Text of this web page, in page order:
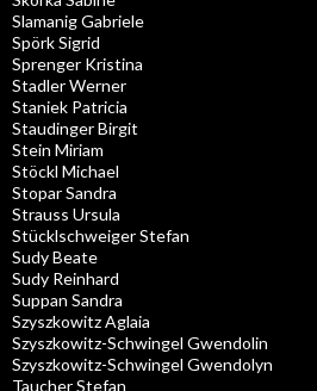
Slamanig Gabriele
Spörk Sigrid
Sprenger Kristina
Stadler Werner
Staniek Patricia
Staudinger Birgit
Stein Miriam
Stöckl Michael
Stopar Sandra
Strauss Ursula
Stücklschweiger Stefan
Sudy Beate
Sudy Reinhard
Suppan Sandra
Szyszkowitz Aglaia
Szyszkowitz-Schwingel Gwendolin
Szyszkowitz-Schwingel Gwendolyn
Taucher Stefan